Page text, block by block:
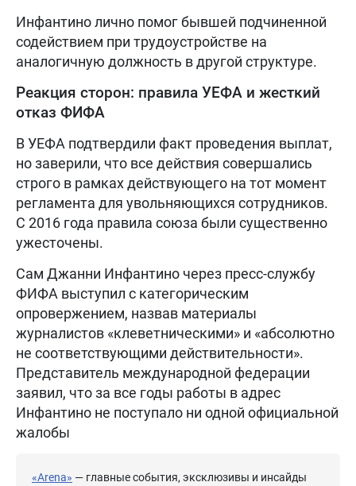
Инфантино лично помог бывшей подчиненной
содействием при трудоустройстве на
аналогичную должность в другой структуре.
Реакция сторон: правила УЕФА и жесткий
отказ ФИФА
В УЕФА подтвердили факт проведения выплат,
но заверили, что все действия совершались
строго в рамках действующего на тот момент
регламента для увольняющихся сотрудников.
С 2016 года правила союза были существенно
ужесточены.
Сам Джанни Инфантино через пресс-службу
ФИФА выступил с категорическим
опровержением, назвав материалы
журналистов «клеветническими» и «абсолютно
не соответствующими действительности».
Представитель международной федерации
заявил, что за все годы работы в адрес
Инфантино не поступало ни одной официальной
жалобы
«Arena» — главные события, эксклюзивы и инсайды